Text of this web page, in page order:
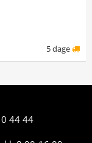
5 dage
44 44